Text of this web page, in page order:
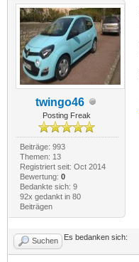
twingo46
Posting Freak
Beiträge: 993
Themen: 13
Registriert seit: Oct 2014
Bewertung: 0
Bedankte sich: 9
92x gedankt in 80
Beiträgen
Suchen Es bedanken sich: